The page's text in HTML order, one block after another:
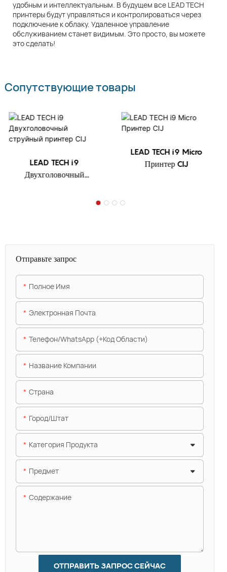
удобным и интеллектуальным. В будущем все LEAD TECH
принтеры будут управляться и контролироваться через
подключение к облаку. Удаленное управление
обслуживанием станет видимым. Это просто, вы можете
это сделать!
Сопутствующие товары
LEAD TECH i9
Двухголовочный
LEAD TECH i9 Micro
Принтер CIJ
Отправьте запрос
Полное Имя
Электронная Почта
Телефон/WhatsApp (+код Области)
Название Компании
Страна
Город/штат
Категория Продукта
Предмет
Содержание
ОТПРАВИТЬ ЗАПРОС СЕЙЧАС